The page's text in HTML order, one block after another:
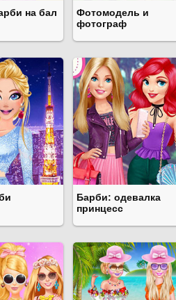
на бал
Фотомодель и
фотограф
Барби: одевалка
принцесс